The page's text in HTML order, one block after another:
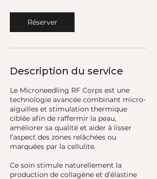
Réserver
Description du service
Le Microneedling RF Corps est une
technologie avancée combinant micro-
aiguilles et stimulation thermique
ciblée afin de raffermir la peau,
améliorer sa qualité et aider à lisser
l’aspect des zones relâchées ou
marquées par la cellulite.
Ce soin stimule naturellement la
production de collagène et d’élastine